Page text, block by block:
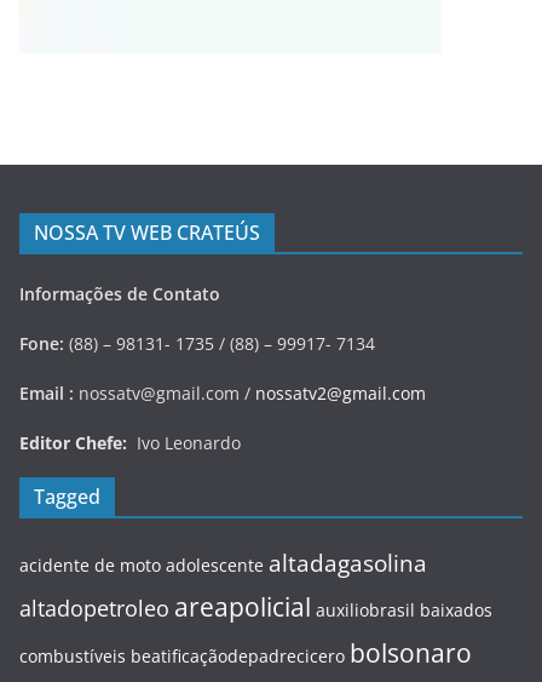
NOSSA TV WEB CRATEÚS
Informações de Contato
Fone: (88) – 98131- 1735 / (88) – 99917- 7134
Email : nossatv@gmail.com / nossatv2@gmail.com
Editor Chefe: Ivo Leonardo
Tagged
acidente de moto adolescente altadagasolina
altadopetroleo areapolicial auxiliobrasil baixados
combustíveis beatificaçãodepadrecicero bolsonaro